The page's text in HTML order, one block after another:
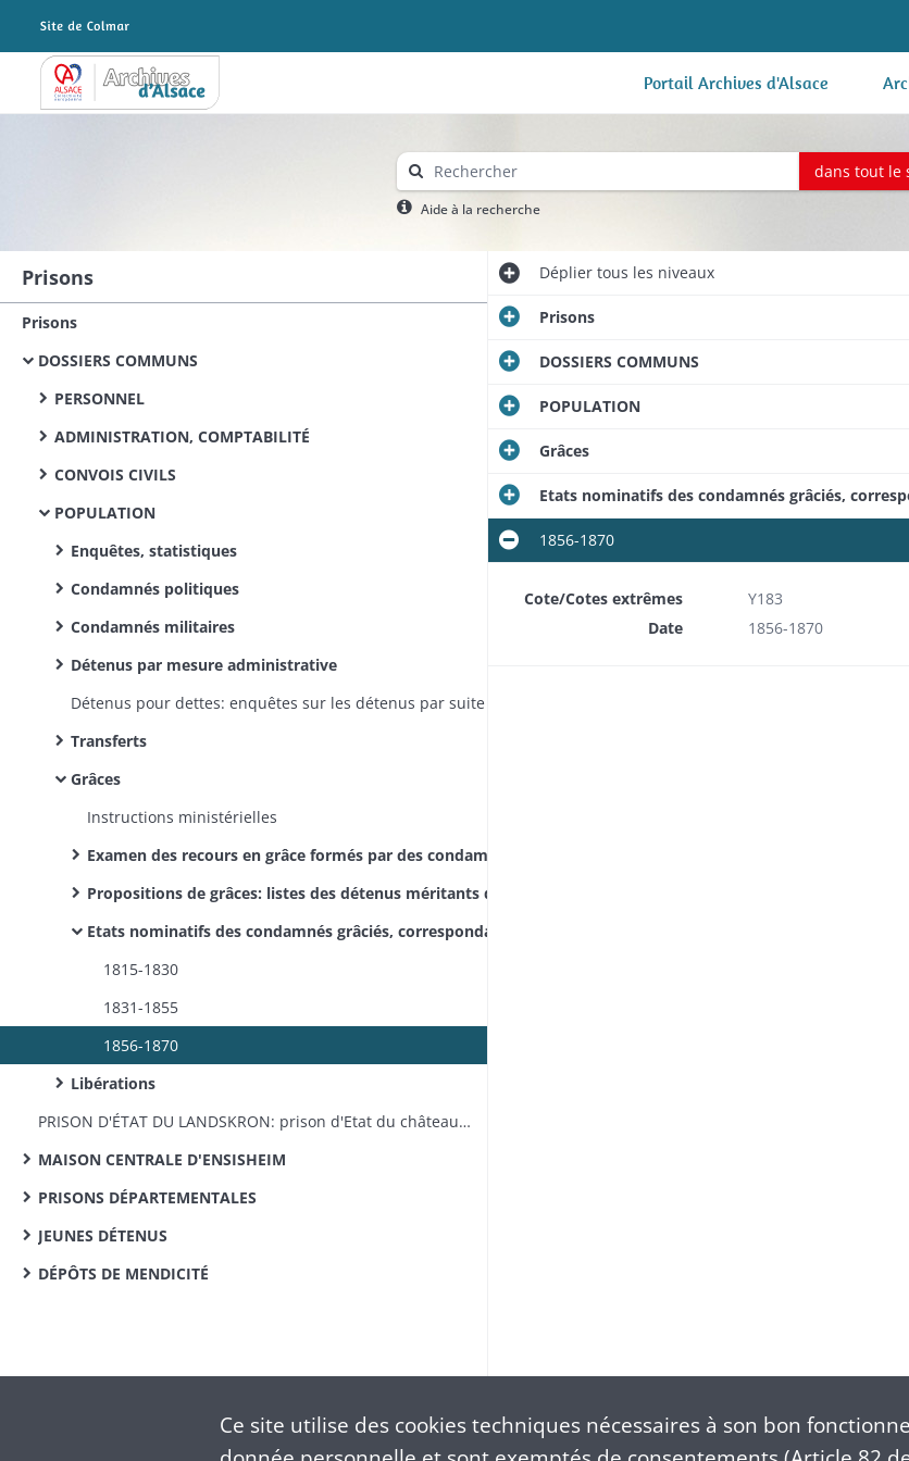
Archives Alsace - Colmar Portail Archives d'Alsace
dans tout le
Aide à la recherche
Prisons
Prisons
DOSSIERS COMMUNS
PERSONNEL
ADMINISTRATION, COMPTABILITÉ
CONVOIS CIVILS
POPULATION
Enquêtes, statistiques
Condamnés politiques
Condamnés militaires
Détenus par mesure administrative
Transferts
Grâces
Instructions ministérielles
Examen des recours en grâce formés par des condamnés ou par leurs proches
Propositions de grâces: listes des détenus méritants dressées par l'administration pénitentiaire et correspondance annexe
Etats nominatifs des condamnés grâciés, correspondance annexe
1815-1830
1831-1855
1856-1870
Libérations
PRISON D'ÉTAT DU LANDSKRON: prison d'Etat du château du Landskron: remise par le Génie militaire, travaux d'appropriation et réparations, personnel
MAISON CENTRALE D'ENSISHEIM
PRISONS DÉPARTEMENTALES
JEUNES DÉTENUS
DÉPÔTS DE MENDICITÉ
Dépliertous les niveaux
Prisons
DOSSIERS COMMUNS
POPULATION
Grâces
Etats nominatifs des condamnés grâciés,
1856-1870
Cote/Cotes extrêmes
Y183
Date
1856-1870
Ce site utilise des cookiestechniques nécessaires à son bon